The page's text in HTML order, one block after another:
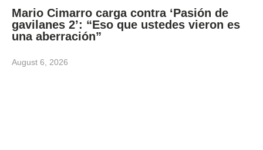
Mario Cimarro carga contra ‘Pasión de
gavilanes 2’: “Eso que ustedes vieron es
una aberración”
August 6, 2026